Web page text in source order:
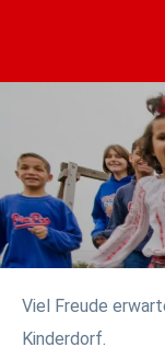
Viel Freude
Kinderdorf.